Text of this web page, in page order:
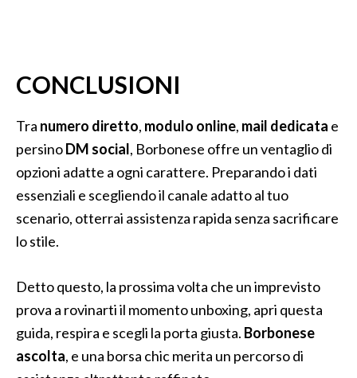
CONCLUSIONI
Tra numero diretto, modulo online, mail dedicata e
persinoDM social, Borbonese offre un ventaglio di
opzioni adatte a ogni carattere. Preparando i dati
essenziali e scegliendo il canale adatto al tuo
scenario, otterrai assistenza rapida senza sacrificare
lo stile.
Detto questo, la prossima volta che un imprevisto
prova a rovinarti il momento unboxing, apri questa
guida, respira e scegli la porta giusta. Borbonese
ascolta, e una borsa chic merita un percorso di